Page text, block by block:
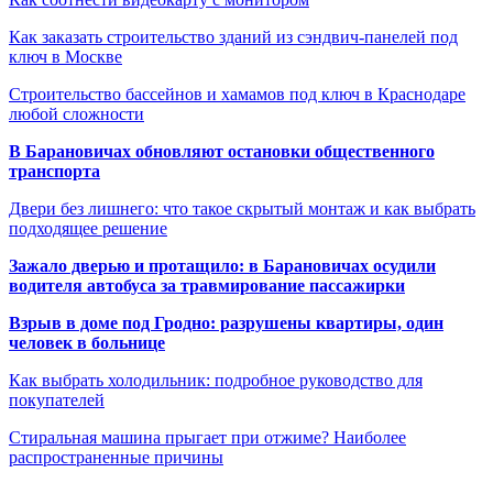
Как заказать строительство зданий из сэндвич-панелей под
ключ в Москве
Строительство бассейнов и хамамов под ключ в Краснодаре
любой сложности
В Барановичах обновляют остановки общественного
транспорта
Двери без лишнего: что такое скрытый монтаж и как выбрать
подходящее решение
Зажало дверью и протащило: в Барановичах осудили
водителя автобуса за травмирование пассажирки
Взрыв в доме под Гродно: разрушены квартиры, один
человек в больнице
Как выбрать холодильник: подробное руководство для
покупателей
Стиральная машина прыгает при отжиме? Наиболее
распространенные причины